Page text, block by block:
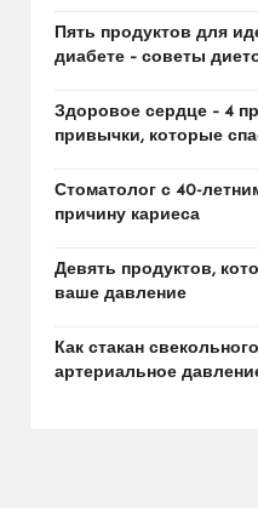
Пять продуктов для
диабете – советы
Здоровое сердце – 4
привычки, которые
Стоматолог с 40-
причину кариеса
Девять продуктов,
ваше давление
Как стакан
артериальное